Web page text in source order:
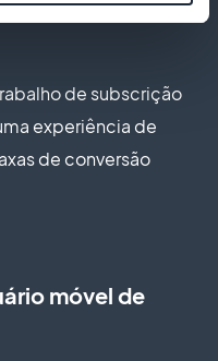
suave e
de subscrição
experiência de
de conversão
móvel de